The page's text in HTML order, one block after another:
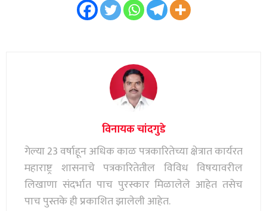
विनायक चांदगुडे
गेल्या 23 वर्षाहून अधिक काळ पत्रकारितेच्या क्षेत्रात कार्यरत
महाराष्ट्र शासनाचे पत्रकारितेतील विविध विषयावरील
लिखाणा संदर्भात पाच पुरस्कार मिळालेले आहेत तसेच
पाच पुस्तके ही प्रकाशित झालेली आहेत.